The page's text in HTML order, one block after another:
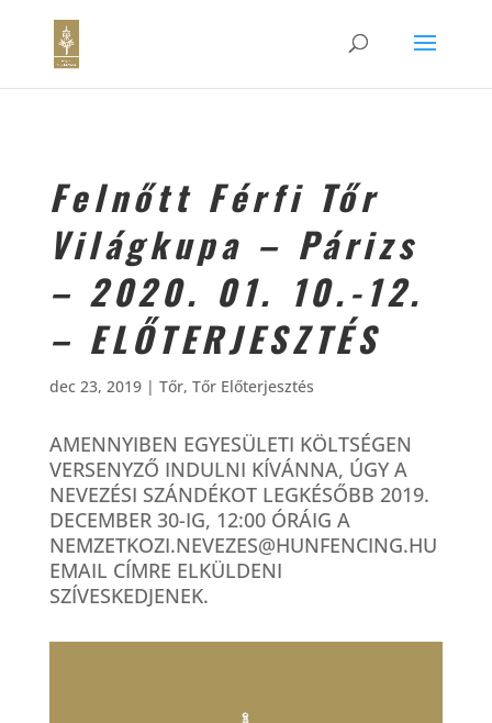
Felnőtt Férfi Tőr
Világkupa – Párizs
– 2020. 01. 10.-12.
– ELŐTERJESZTÉS
dec 23, 2019| Tőr, Tőr Előterjesztés
AMENNYIBEN EGYESÜLETI KÖLTSÉGEN
VERSENYZŐ INDULNI KÍVÁNNA, ÚGY A
NEVEZÉSI SZÁNDÉKOT LEGKÉSŐBB 2019.
DECEMBER 30-IG, 12:00 ÓRÁIG A
NEMZETKOZI.NEVEZES@HUNFENCING.HU
EMAIL CÍMRE ELKÜLDENI
SZÍVESKEDJENEK.